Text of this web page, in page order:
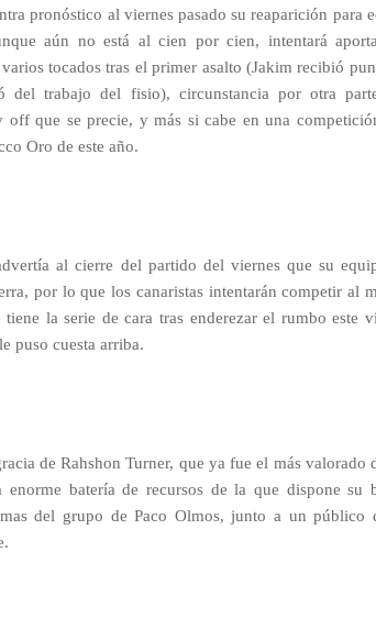
pronóstico al viernes pasado su reaparición para
aún no está al cien por cien, intentará
tocados tras el primer asalto (Jakim recibió
del trabajo del fisio), circunstancia por otra
off que se precie, y más si cabe en una
Oro de este año.
al cierre del partido del viernes que su
por lo que los canaristas intentarán competir al
tiene la serie de cara tras enderezar el rumbo este
puso cuesta arriba.
de Rahshon Turner, que ya fue el más
enorme batería de recursos de la que dispone su
del grupo de Paco Olmos, junto a un